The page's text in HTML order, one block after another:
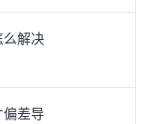
解决
差导